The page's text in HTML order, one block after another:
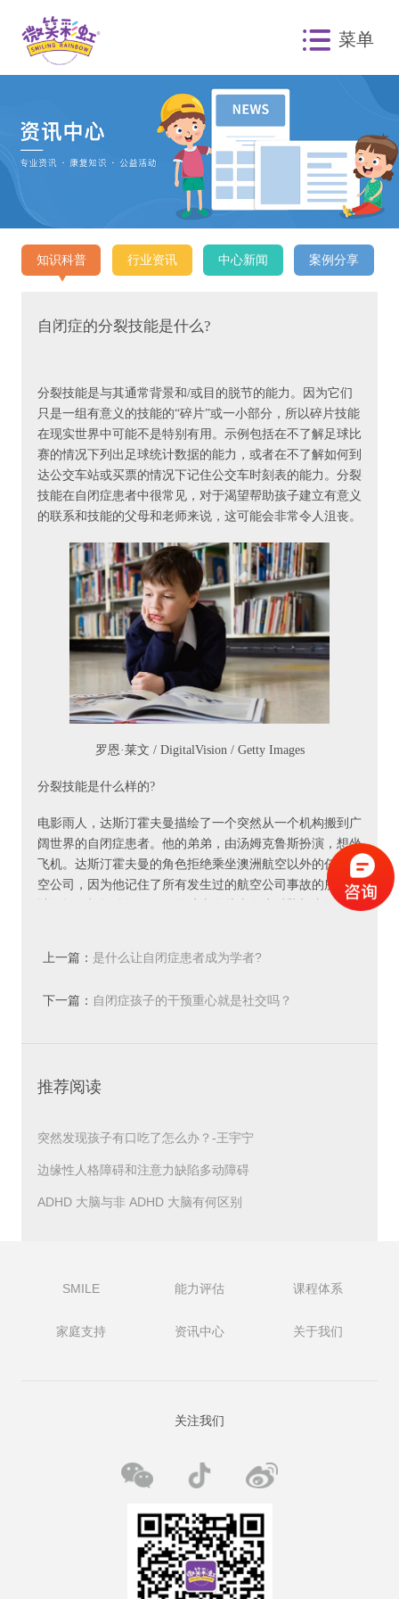
菜单
知识科普 行业资讯 中心新闻 案例分享
自闭症的分裂技能是什么?
分裂技能是与其通常背景和/或目的脱节的能力。因为它们
只是一组有意义的技能的“碎片”或一小部分，所以碎片技能
在现实世界中可能不是特别有用。示例包括在不了解足球比
赛的情况下列出足球统计数据的能力，或者在不了解如何到
达公交车站或买票的情况下记住公交车时刻表的能力。分裂
技能在自闭症患者中很常见，对于渴望帮助孩子建立有意义
的联系和技能的父母和老师来说，这可能会非常令人沮丧。
罗恩·莱文 / DigitalVision / Getty Images
分裂技能是什么样的?
电影雨人，达斯汀霍夫曼描绘了一个突然从一个机构搬到广
阔世界的自闭症患者。他的弟弟，由汤姆克鲁斯扮演，想坐
飞机。达斯汀霍夫曼的角色拒绝乘坐澳洲航空以外的任何航
空公司，因为他记住了所有发生过的航空公司事故的所有统
计数据。根据他的了解，澳航本身从未发生过坠机事故。因
霍夫曼的性格虽然显然能够理解和解释统计数据，但无法以
全的航空公司是正确的，但显然不可能在美国大陆内搭乘澳
能”。但大多数分裂技能都没有那么令人印象深刻。一个例
子可能是自闭症儿童在不理解单词的情况下背诵整个电视节
拼图游戏的能力。
子解释效忠誓言的含义，或讨论是什么使正方形成为正方
需真正理解他们在说什么或看什么。
球产生兴趣，并对学习踢好比赛所需的广泛技能感兴趣。背
音时陷入困境。
对于自闭症儿童的父母来说，将分裂技能与理解分开可能特
别困难。那是因为患有自闭症的孩子可能拥有比他们更重要
和更广泛的技能。例如，多读症(解码单词的能力)在自闭症
上一篇： 是什么让自闭症患者成为学者?
下一篇： 自闭症孩子的干预重心就是社交吗？
推荐阅读
突然发现孩子有口吃了怎么办？-王宇宁
边缘性人格障碍和注意力缺陷多动障碍
ADHD 大脑与非 ADHD 大脑有何区别
SMILE 能力评估 课程体系
家庭支持 资讯中心 关于我们
关注我们